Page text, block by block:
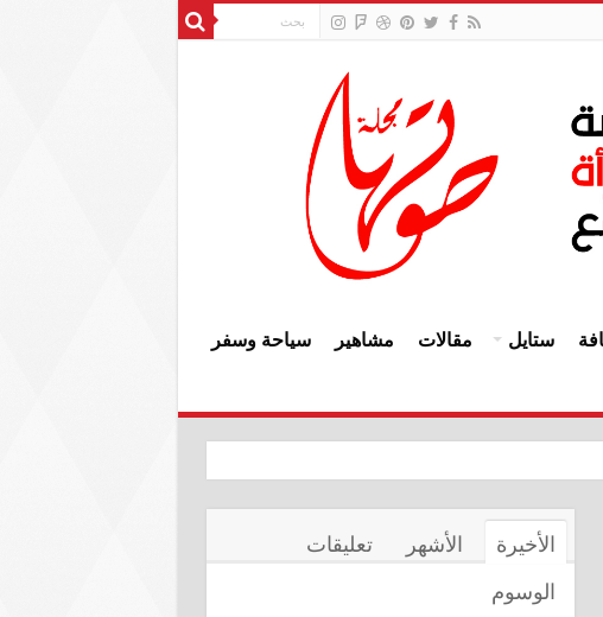
ستايل مقالات مشاهير سياحة وسفر
هيأة النزاهة
الأخيرة الأشهر
تعليقات
الوسوم